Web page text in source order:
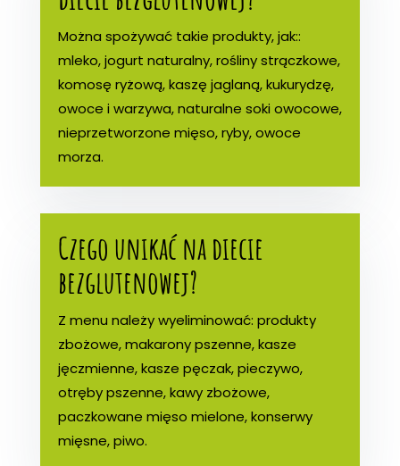
Można spożywać takie produkty, jak::
mleko, jogurt naturalny, rośliny strączkowe,
komosę ryżową, kaszę jaglaną, kukurydzę,
owoce i warzywa, naturalne soki owocowe,
nieprzetworzone mięso, ryby, owoce
morza.
Czego unikać na diecie
bezglutenowej?
Z menu należy wyeliminować: produkty
zbożowe, makarony pszenne, kasze
jęczmienne, kasze pęczak, pieczywo,
otręby pszenne, kawy zbożowe,
paczkowane mięso mielone, konserwy
mięsne, piwo.